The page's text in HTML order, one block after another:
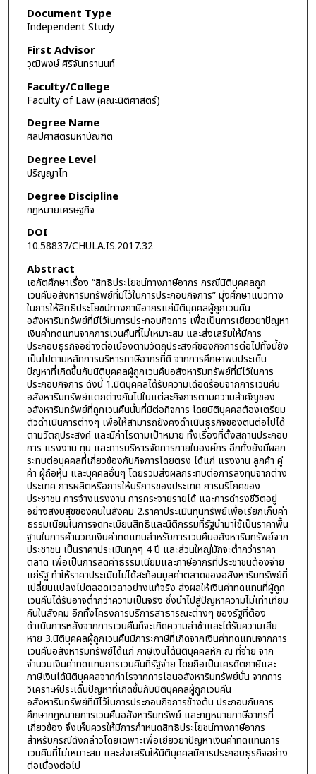
Document Type
Independent Study
First Advisor
วุฒิพงษ์ ศิริจันทรานนท์
Faculty/College
Faculty of Law (คณะนิติศาสตร์)
Degree Name
ศิลปศาสตรมหาบัณฑิต
Degree Level
ปริญญาโท
Degree Discipline
กฎหมายเศรษฐกิจ
DOI
10.58837/CHULA.IS.2017.32
Abstract
เอกัตศึกษาเรื่อง “สิทธิประโยชน์ทางภาษีอากร กรณีนิติบุคคลถูก
เวนคืนอสังหาริมทรัพย์ที่มีไว้ในการประกอบกิจการ” มุ่งศึกษาแนวทาง
ในการให้สิทธิประโยชน์ทางภาษีอากรแก่นิติบุคคลผู้ถูกเวนคืน
อสังหาริมทรัพย์ที่มีไว้ในการประกอบกิจการ เพื่อเป็นการเยียวยาปัญหา
เงินค่าทดแทนจากการเวนคืนที่ไม่เหมาะสม และส่งเสริมให้มีการ
ประกอบธุรกิจอย่างต่อเนื่องตามวัตถุประสงค์ของกิจการต่อไปทั้งนี้ยัง
เป็นไปตามหลักการบริหารภาษีอากรที่ดี จากการศึกษาพบประเด็น
ปัญหาที่เกิดขึ้นกับนิติบุคคลผู้ถูกเวนคืนอสังหาริมทรัพย์ที่มีไว้ในการ
ประกอบกิจการ ดังนี้ 1.นิติบุคคลได้รับความเดือดร้อนจากการเวนคืน
อสังหาริมทรัพย์แตกต่างกันไปในแต่ละกิจการตามความสำคัญของ
อสังหาริมทรัพย์ที่ถูกเวนคืนนั้นที่มีต่อกิจการ โดยนิติบุคคลต้องเตรียม
ตัวดำเนินการต่างๆ เพื่อให้สามารถยังคงดำเนินธุรกิจของตนต่อไปได้
ตามวัตถุประสงค์ และมีกำไรตามเป้าหมาย ทั้งเรื่องที่ตั้งสถานประกอบ
การ แรงงาน ทุน และการบริหารจัดการภายในองค์กร อีกทั้งยังมีผลก
ระทบต่อบุคคลที่เกี่ยวข้องกับกิจการโดยตรง ได้แก่ แรงงาน ลูกค้า คู่
ค้า ผู้ถือหุ้น และบุคคลอื่นๆ โดยรวมส่งผลกระทบต่อการลงทุนจากต่าง
ประเทศ การผลิตหรือการให้บริการของประเทศ การบริโภคของ
ประชาชน การจ้างแรงงาน การกระจายรายได้ และการดำรงชีวิตอยู่
อย่างสงบสุขของคนในสังคม 2.ราคาประเมินทุนทรัพย์เพื่อเรียกเก็บค่า
ธรรมเนียมในการจดทะเบียนสิทธิและนิติกรรมที่รัฐนำมาใช้เป็นราคาพื้น
ฐานในการคำนวณเงินค่าทดแทนสำหรับการเวนคืนอสังหาริมทรัพย์จาก
ประชาชน เป็นราคาประเมินทุกๆ 4 ปี และส่วนใหญ่มักจะต่ำกว่าราคา
ตลาด เพื่อเป็นการลดค่าธรรมเนียมและภาษีอากรที่ประชาชนต้องจ่าย
แก่รัฐ ทำให้ราคาประเมินไม่ได้สะท้อนมูลค่าตลาดของอสังหาริมทรัพย์ที่
เปลี่ยนแปลงไปตลอดเวลาอย่างแท้จริง ส่งผลให้เงินค่าทดแทนที่ผู้ถูก
เวนคืนได้รับอาจต่ำกว่าความเป็นจริง ซึ่งนำไปสู่ปัญหาความไม่เท่าเทียม
กันในสังคม อีกทั้งโครงการบริการสาธารณะต่างๆ ของรัฐที่ต้อง
ดำเนินการหลังจากการเวนคืนก็จะเกิดความล่าช้าและได้รับความเสีย
หาย 3.นิติบุคคลผู้ถูกเวนคืนมีภาระภาษีที่เกิดจากเงินค่าทดแทนจากการ
เวนคืนอสังหาริมทรัพย์ได้แก่ ภาษีเงินได้นิติบุคคลหัก ณ ที่จ่าย จาก
จำนวนเงินค่าทดแทนการเวนคืนที่รัฐจ่าย โดยถือเป็นเครดิตภาษีและ
ภาษีเงินได้นิติบุคคลจากกำไรจากการโอนอสังหาริมทรัพย์นั้น จากการ
วิเคราะห์ประเด็นปัญหาที่เกิดขึ้นกับนิติบุคคลผู้ถูกเวนคืน
อสังหาริมทรัพย์ที่มีไว้ในการประกอบกิจการข้างต้น ประกอบกับการ
ศึกษากฎหมายการเวนคืนอสังหาริมทรัพย์ และกฎหมายภาษีอากรที่
เกี่ยวข้อง จึงเห็นควรให้มีการกำหนดสิทธิประโยชน์ทางภาษีอากร
สำหรับกรณีดังกล่าวโดยเฉพาะเพื่อเยียวยาปัญหาเงินค่าทดแทนการ
เวนคืนที่ไม่เหมาะสม และส่งเสริมให้นิติบุคคลมีการประกอบธุรกิจอย่าง
ต่อเนื่องต่อไป